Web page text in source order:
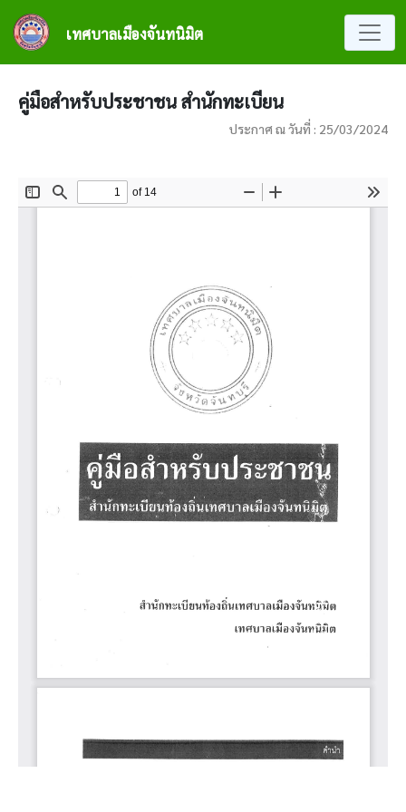
ข้ามไปยังเนื้อหาหลัก
เทศบาลเมืองจันทนิมิต
คู่มือสำหรับประชาชน สำนักทะเบียน
ประกาศ ณ วันที่ : 25/03/2024